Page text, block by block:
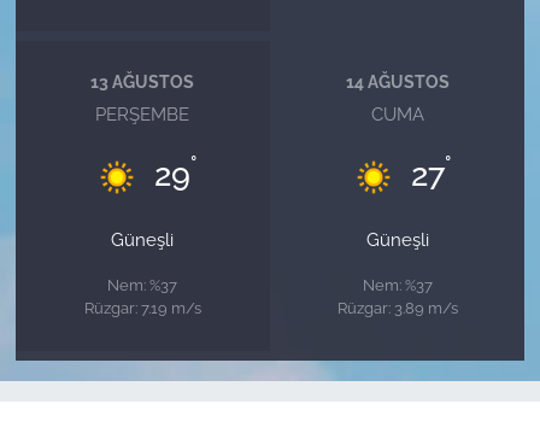
13 AĞUSTOS
PERŞEMBE
29°
Güneşli
Nem: %37
Rüzgar: 7.19 m/s
14 AĞUSTOS
CUMA
27°
Güneşli
Nem: %37
Rüzgar: 3.89 m/s